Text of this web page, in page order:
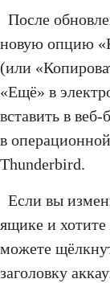
После
новую опцию
(или
«Ещё» в
вставить в веб-
в
Thunderbird.
Если вы
ящике и хотите
можете
заголовку